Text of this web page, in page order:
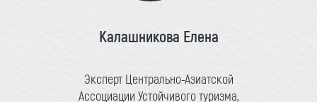
Калашникова Елена
Эксперт Центрально-Азиатской
Ассоциации Устойчивого туризма,